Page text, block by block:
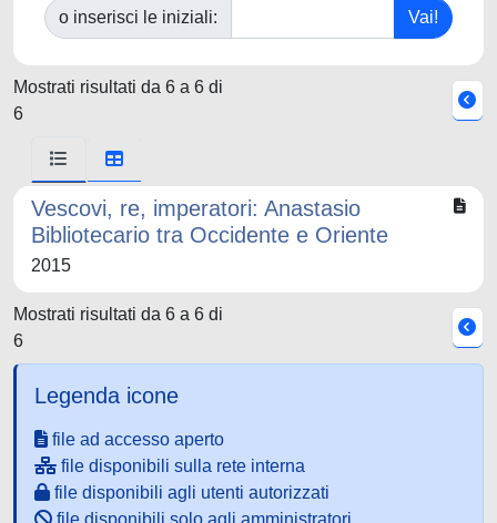
o inserisci le iniziali:
Mostrati risultati da 6 a 6 di
6
Vescovi, re, imperatori: Anastasio
Bibliotecario tra Occidente e Oriente
2015
Mostrati risultati da 6 a 6 di
6
Legenda icone
file ad accesso aperto
file disponibili sulla rete interna
file disponibili agli utenti autorizzati
file disponibili solo agli amministratori